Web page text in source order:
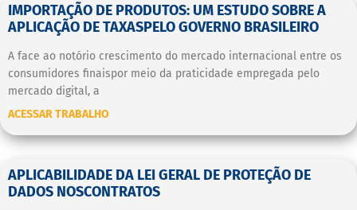
IMPORTAÇÃO DE PRODUTOS: UM ESTUDO SOBRE A
APLICAÇÃO DE TAXASPELO GOVERNO BRASILEIRO
A face ao notório crescimento do mercado internacional entre os
consumidores finaispor meio da praticidade empregada pelo
mercado digital, a
ACESSAR TRABALHO
APLICABILIDADE DA LEI GERAL DE PROTEÇÃO DE
DADOS NOSCONTRATOS